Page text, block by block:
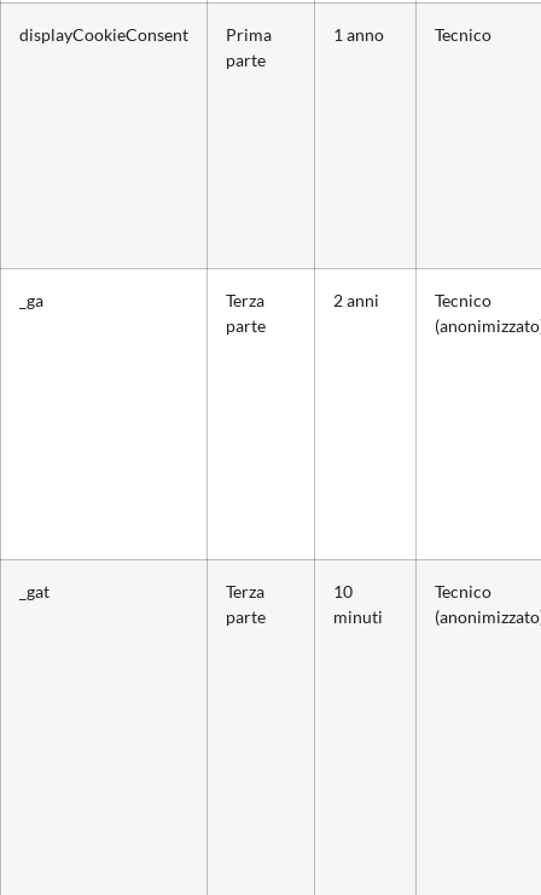
displayCookieConsent
Prima
parte
1 anno Tecnico
_ga
Terza
parte
2 anni
Tecnico
_gat
Terza
parte
10
minuti
Tecnico